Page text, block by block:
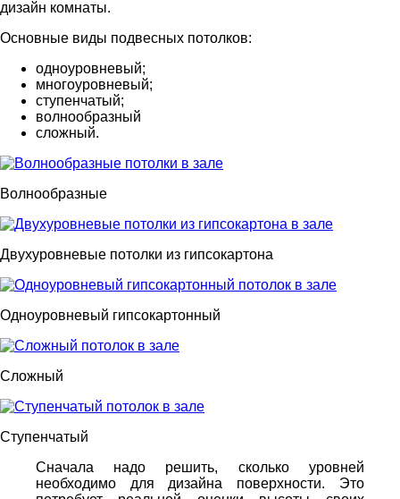
дизайн комнаты.
Основные виды подвесных потолков:
одноуровневый;
многоуровневый;
ступенчатый;
волнообразный
сложный.
Волнообразные
Двухуровневые потолки из гипсокартона
Одноуровневый гипсокартонный
Сложный
Ступенчатый
Сначала надо решить, сколько уровней
необходимо для дизайна поверхности. Это